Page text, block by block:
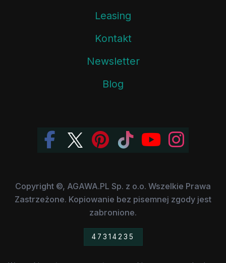
Leasing
Kontakt
Newsletter
Blog
Copyright ©, AGAWA.PL Sp. z o.o. Wszelkie Prawa
Zastrzeżone. Kopiowanie bez pisemnej zgody jest
zabronione.
47314235